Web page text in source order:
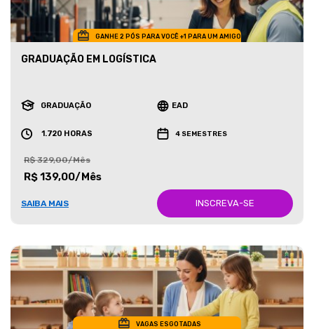
GANHE 2 PÓS PARA VOCÊ +1 PARA UM AMIGO
GRADUAÇÃO EM LOGÍSTICA
GRADUAÇÃO EAD
1.720 HORAS 4 SEMESTRES
R$ 329,00/Mês
R$ 139,00/Mês
SAIBA MAIS INSCREVA-SE
VAGAS ESGOTADAS